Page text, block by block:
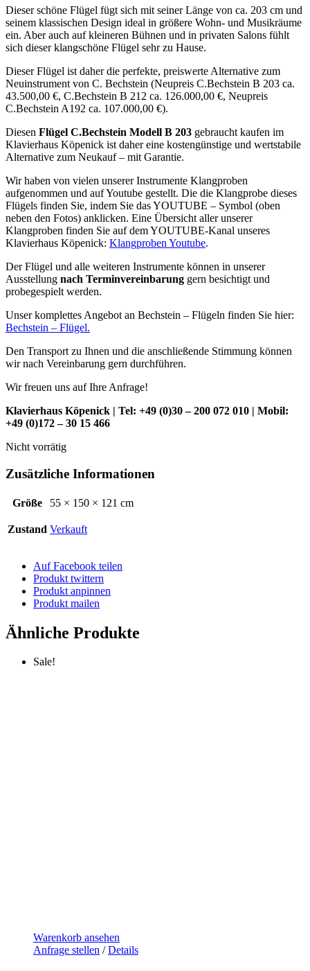
Dieser schöne Flügel fügt sich mit seiner Länge von ca. 203 cm und
seinem klassischen Design ideal in größere Wohn- und Musikräume
ein. Aber auch auf kleineren Bühnen und in privaten Salons fühlt
sich dieser klangschöne Flügel sehr zu Hause.
Dieser Flügel ist daher die perfekte, preiswerte Alternative zum
Neuinstrument von C. Bechstein (Neupreis C.Bechstein B 203 ca.
43.500,00 €, C.Bechstein B 212 ca. 126.000,00 €, Neupreis
C.Bechstein A192 ca. 107.000,00 €).
Diesen Flügel C.Bechstein Modell B 203 gebraucht kaufen im
Klavierhaus Köpenick ist daher eine kostengünstige und wertstabile
Alternative zum Neukauf – mit Garantie.
Wir haben von vielen unserer Instrumente Klangproben
aufgenommen und auf Youtube gestellt. Die die Klangprobe dieses
Flügels finden Sie, indem Sie das YOUTUBE – Symbol (oben
neben den Fotos) anklicken. Eine Übersicht aller unserer
Klangproben finden Sie auf dem YOUTUBE-Kanal unseres
Klavierhaus Köpenick: Klangproben Youtube.
Der Flügel und alle weiteren Instrumente können in unserer
Ausstellung nach Terminvereinbarung gern besichtigt und
probegespielt werden.
Unser komplettes Angebot an Bechstein – Flügeln finden Sie hier:
Bechstein – Flügel.
Den Transport zu Ihnen und die anschließende Stimmung können
wir nach Vereinbarung gern durchführen.
Wir freuen uns auf Ihre Anfrage!
Klavierhaus Köpenick | Tel: +49 (0)30 – 200 072 010 | Mobil:
+49 (0)172 – 30 15 466
Nicht vorrätig
Zusätzliche Informationen
Größe 55 × 150 × 121 cm
Zustand Verkauft
Auf Facebook teilen
Produkt twittern
Produkt anpinnen
Produkt mailen
Ähnliche Produkte
Sale!
Warenkorb ansehen
Anfrage stellen / Details